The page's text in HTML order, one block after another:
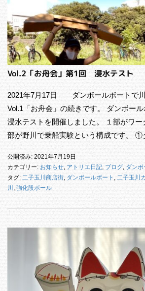
Vol.2「お舟会」第1回 浸水テスト
2021年7月17日 ダンボールボートで
Vol.1「お舟会」の続きです。 ダンボー
浸水テストを開催しました。 １部がワー
部が野川で乗船実験という構成です。
公開済み: 2021年7月19日
カテゴリー: お知らせ, アトリエ日記, ブログ, ダンボ
タグ: 二子玉川商店街, ダンボールボート ,二子玉川
川 , 強化段ボール